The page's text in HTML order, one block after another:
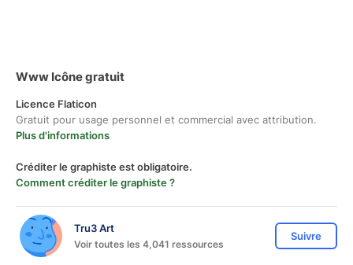
Www Icône gratuit
Licence Flaticon
Gratuit pour usage personnel et commercial avec attribution.
Plus d'informations
Créditer le graphiste est obligatoire.
Comment créditer le graphiste ?
Tru3 Art
Voir toutes les 4,041 ressources
Suivre